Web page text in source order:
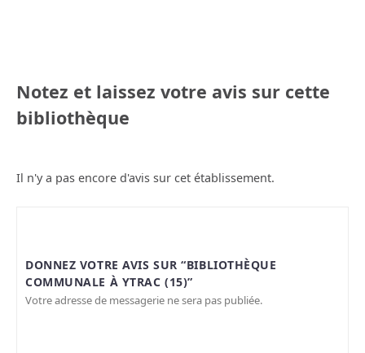
Notez et laissez votre avis sur cette
bibliothèque
Il n'y a pas encore d'avis sur cet établissement.
DONNEZ VOTRE AVIS SUR “BIBLIOTHÈQUE
COMMUNALE À YTRAC (15)”
Votre adresse de messagerie ne sera pas publiée.